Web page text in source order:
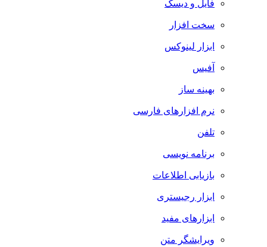
فایل و دیسک
سخت افزار
ابزار لینوکس
آفیس
بهینه ساز
نرم افزارهای فارسی
تلفن
برنامه نویسی
بازیابی اطلاعات
ابزار رجیستری
ابزارهای مفید
ویرایشگر متن